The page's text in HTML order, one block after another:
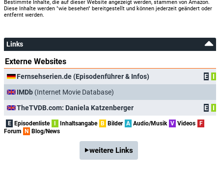
Bestimmte Inhalte, die auf dieser Website angezeigt werden, stammen von Amazon.
Diese Inhalte werden "wie besehen" bereitgestellt und können jederzeit geändert oder
entfernt werden.
Links
Externe Websites
Fernsehserien.de (Episodenführer & Infos) E
I
IMDb (Internet Movie Database)
TheTVDB.com: Daniela Katzenberger
E I
E Episodenliste Inhaltsangabe B Bilder A Audio/Musik V Videos
F
Forum
N Blog/News
weitere Links